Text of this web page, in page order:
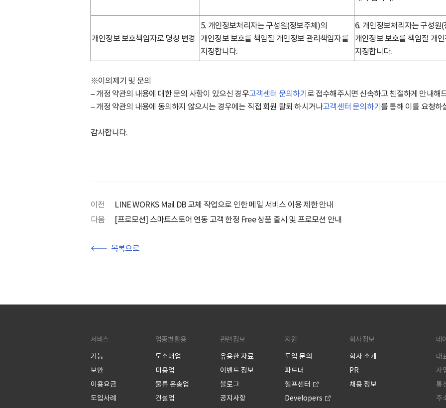
개인정보 보호책임자로 명칭 변경
5. 개인정보처리자는 구성원(정보주체)의
개인정보 보호를 책임질 개인정보 관리책임자를
지정합니다.
6. 개인정보처리자는 구성원(
개인정보 보호를 책임질 개
지정합니다.
※이의제기 및 문의
– 개정 약관의 내용에 대한 문의 사항이 있으신 경우고객센터 문의하기 로 접수해주시면 신속하고 친절하게 안내해
– 개정 약관의 내용에 동의하지 않으시는 경우에는 직접 회원 탈퇴 하시거나고객센터 문의하기 를 통해 이를 요청하
감사합니다.
이전
LINE WORKS Mail DB 교체 작업으로 인한 메일 서비스 이용 제한 안내
다음
[프로모션] 스마트스토어 연동 고객 한정 Free 상품 출시 및 프로모션 안내
목록으로
서비스
기능
보안
이용요금
도입사례
업종별 활용
도소매업
미용업
물류 운송업
건설업
관련 정보
유용한 자료
이벤트 정보
블로그
공지사항
지원
도입 문의
파트너
헬프센터
Developers
회사 정보
회사 소개
PR
채용 정보
네
대
사
통
주